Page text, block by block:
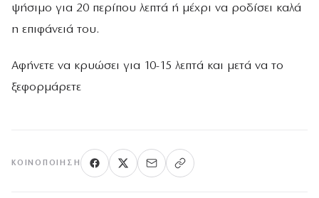
ψήσιμο για 20 περίπου λεπτά ή μέχρι να ροδίσει καλά
η επιφάνειά του.
Αφήνετε να κρυώσει για 10-15 λεπτά και μετά να το
ξεφορμάρετε
ΚΟΙΝΟΠΟΊΗΣΗ